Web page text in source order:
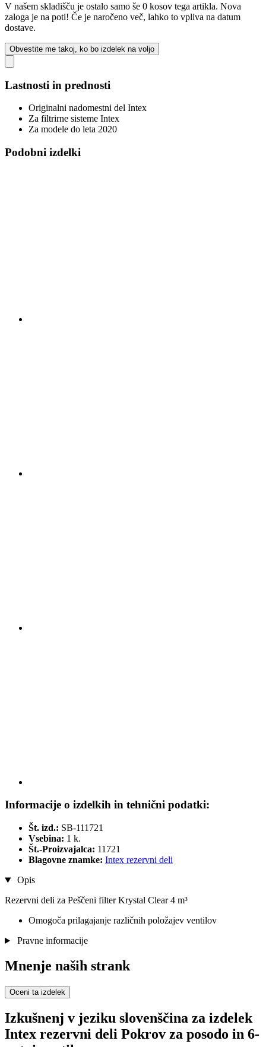
V našem skladišču je ostalo samo še 0 kosov tega artikla. Nova
zaloga je na poti! Če je naročeno več, lahko to vpliva na datum
dostave.
Obvestite me takoj, ko bo izdelek na voljo
Lastnosti in prednosti
Originalni nadomestni del Intex
Za filtrirne sisteme Intex
Za modele do leta 2020
Podobni izdelki
Informacije o izdelkih in tehnični podatki:
Št. izd.: SB-111721
Vsebina: 1 k.
Št.-Proizvajalca: 11721
Blagovne znamke: Intex rezervni deli
Opis
Rezervni deli za Peščeni filter Krystal Clear 4 m³
Omogoča prilagajanje različnih položajev ventilov
Pravne informacije
Mnenje naših strank
Oceni ta izdelek
Izkušnenj v jeziku slovenščina za izdelek
Intex rezervni deli Pokrov za posodo in 6-